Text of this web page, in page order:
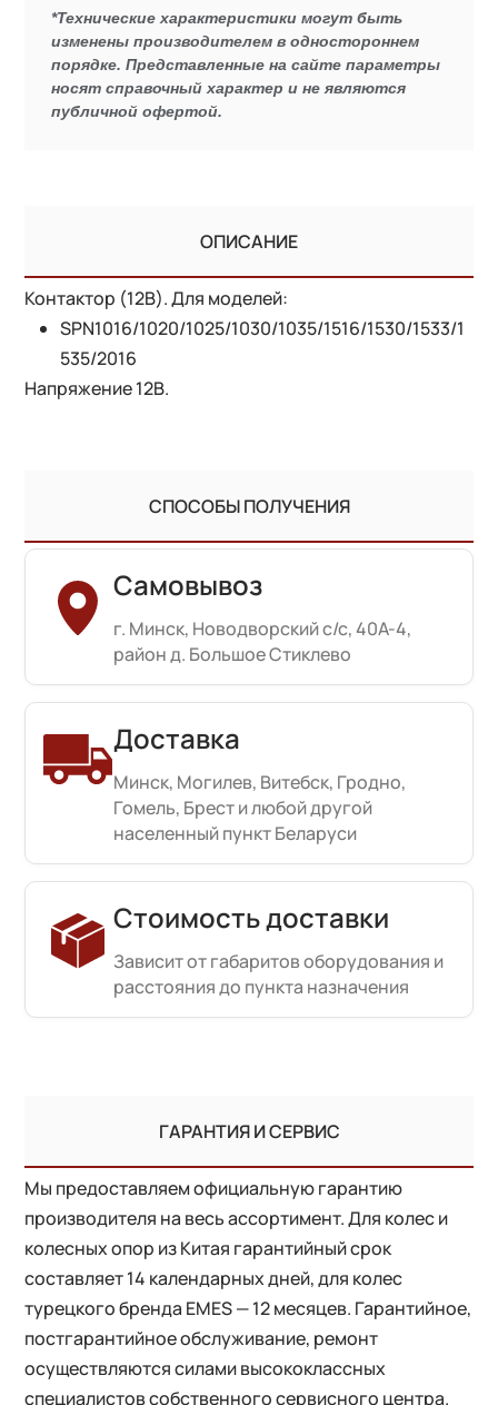
*Технические характеристики могут быть
изменены производителем в одностороннем
порядке. Представленные на сайте параметры
носят справочный характер и не являются
публичной офертой.
ОПИСАНИЕ
Контактор (12В). Для моделей:
SPN1016/1020/1025/1030/1035/1516/1530/1533/1
535/2016
Напряжение 12В.
СПОСОБЫ ПОЛУЧЕНИЯ
Самовывоз
г. Минск, Новодворский с/с, 40А-4,
район д. Большое Стиклево
Доставка
Минск, Могилев, Витебск, Гродно,
Гомель, Брест и любой другой
населенный пункт Беларуси
Стоимость доставки
Зависит от габаритов оборудования и
расстояния до пункта назначения
ГАРАНТИЯ И СЕРВИС
Мы предоставляем официальную гарантию
производителя на весь ассортимент. Для колес и
колесных опор из Китая гарантийный срок
составляет 14 календарных дней, для колес
турецкого бренда EMES — 12 месяцев. Гарантийное,
постгарантийное обслуживание, ремонт
осуществляются силами высококлассных
специалистов собственного сервисного центра.